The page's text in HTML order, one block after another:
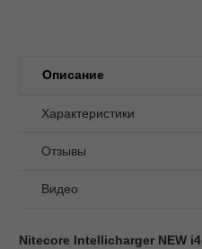
Описание
Характеристики
Отзывы
Видео
Nitecore Intellicharger NEW i4